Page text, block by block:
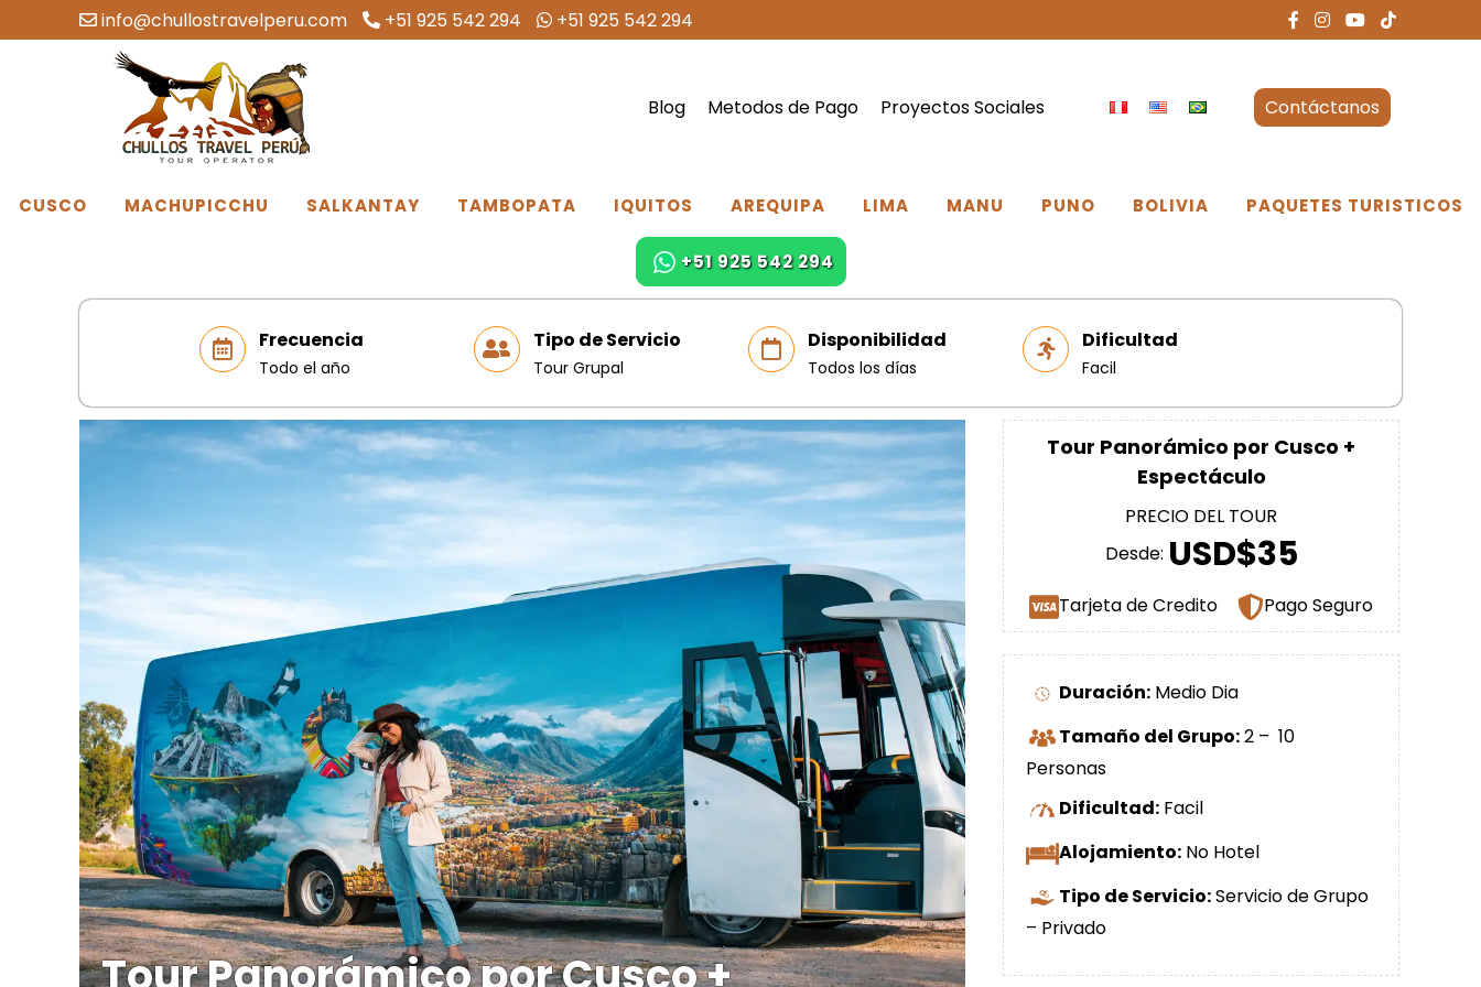
info@chullostravelperu.com +51 925 542 294 +51 925 542 294
Blog Metodos de Pago Proyectos Sociales Contáctanos
CUSCO MACHUPICCHU SALKANTAY TAMBOPATA IQUITOS AREQUIPA LIMA MANU PUNO BOLIVIA PAQUETES TURISTICOS
+51 925 542 294
Frecuencia
Todo el año
Tipo de Servicio
Tour Grupal
Disponibilidad
Todos los días
Dificultad
Facil
Tour Panorámico por Cusco +
Espectáculo
PRECIO DEL TOUR
Desde: USD$35
Tarjeta de Credito Pago Seguro
Duración: Medio Dia
Tamaño del Grupo:2 – 10
Personas
Dificultad: Facil
Alojamiento: No Hotel
Tipo de Servicio:Servicio de Grupo
– Privado